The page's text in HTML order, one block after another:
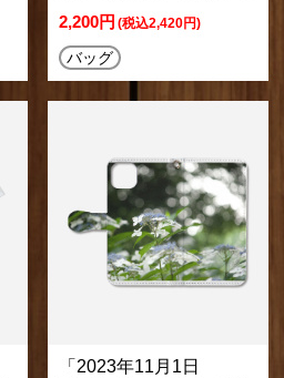
2,200円 (税込2,420円)
バッグ
「2023年11月1日